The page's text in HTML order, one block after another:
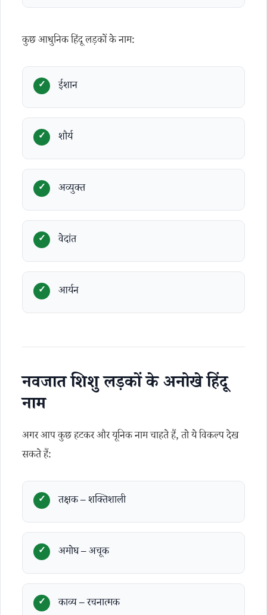
कुछ आधुनिक हिंदू लड़कों के नाम:
ईशान
शौर्य
अव्युक्त
वेदांत
आर्यन
नवजात शिशु लड़कों के अनोखे हिंदू
नाम
अगर आप कुछ हटकर और यूनिक नाम चाहते हैं, तो ये विकल्प देख
सकते हैं:
तक्षक – शक्तिशाली
अमोघ – अचूक
काव्य – रचनात्मक